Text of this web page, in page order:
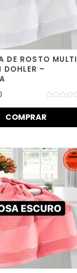
DE ROSTO MULTI
DOHLER –
0
de
COMPRAR